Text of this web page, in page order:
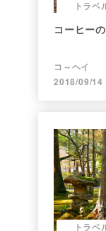
トラベ
コーヒー
コ～ヘイ
2018/09/14
トラベ